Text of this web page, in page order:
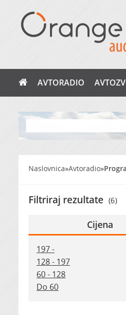
AVTORADIO
Naslovnica»Avtoradio»
Filtriraj rezultate (6)
Cijena
197 -
128 - 197
60 - 128
Do 60